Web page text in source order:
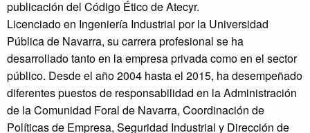
publicación del Código Ético de Atecyr.
Licenciado en Ingeniería Industrial por la Universidad
Pública de Navarra, su carrera profesional se ha
desarrollado tanto en la empresa privada como en el sector
público. Desde el año 2004 hasta el 2015, ha desempeñado
diferentes puestos de responsabilidad en la Administración
de la Comunidad Foral de Navarra, Coordinación de
Políticas de Empresa, Seguridad Industrial y Dirección de